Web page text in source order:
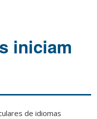
iniciam
de idiomas